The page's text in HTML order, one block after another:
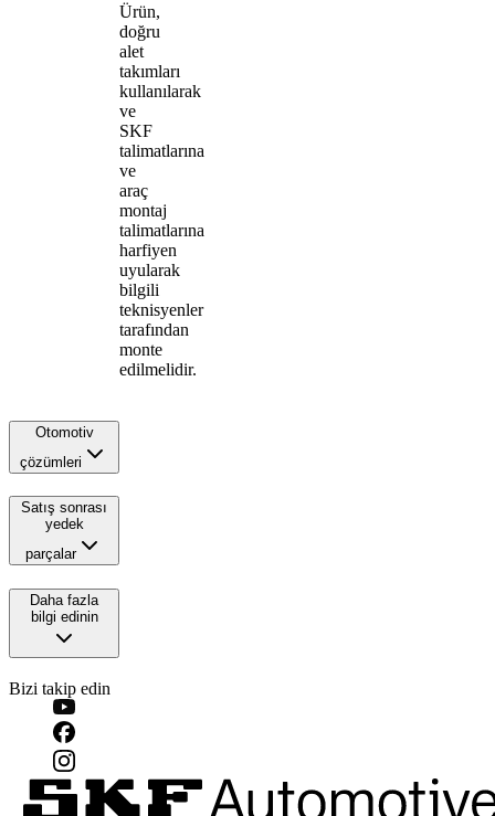
Ürün,
doğru
alet
takımları
kullanılarak
ve
SKF
talimatlarına
ve
araç
montaj
talimatlarına
harfiyen
uyularak
bilgili
teknisyenler
tarafından
monte
edilmelidir.
Otomotiv
çözümleri
Satış sonrası
yedek
parçalar
Daha fazla
bilgi edinin
Bizi takip edin